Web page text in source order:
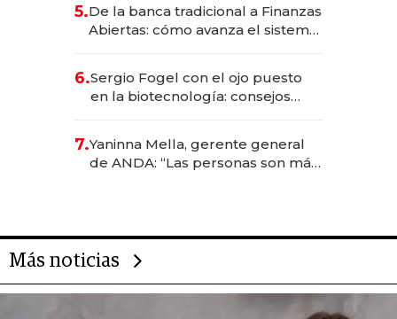
5.De la banca tradicional a Finanzas
Abiertas: cómo avanza el sistema
6.Sergio Fogel con el ojo puesto
en la biotecnología: consejos
rol de la IA
7.Yaninna Mella, gerente general
de ANDA: “Las personas son más
Más noticias